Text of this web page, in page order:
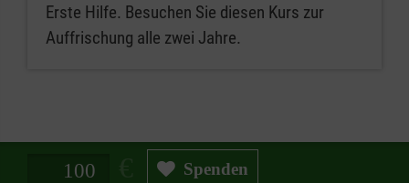
Erste Hilfe. Besuchen Sie diesen Kurs zur
Auffrischung alle zwei Jahre.
Spendenbetrag in Euro Spenden